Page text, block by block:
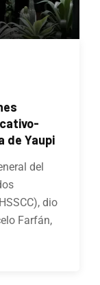
de Yaupi
del
dio
Farfán,